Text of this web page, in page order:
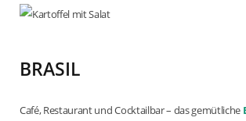
BRASIL
Café, Restaurant und Cocktailbar – das gemütliche